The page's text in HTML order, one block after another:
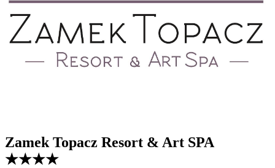
Zamek Topacz Resort & Art SPA
★★★★